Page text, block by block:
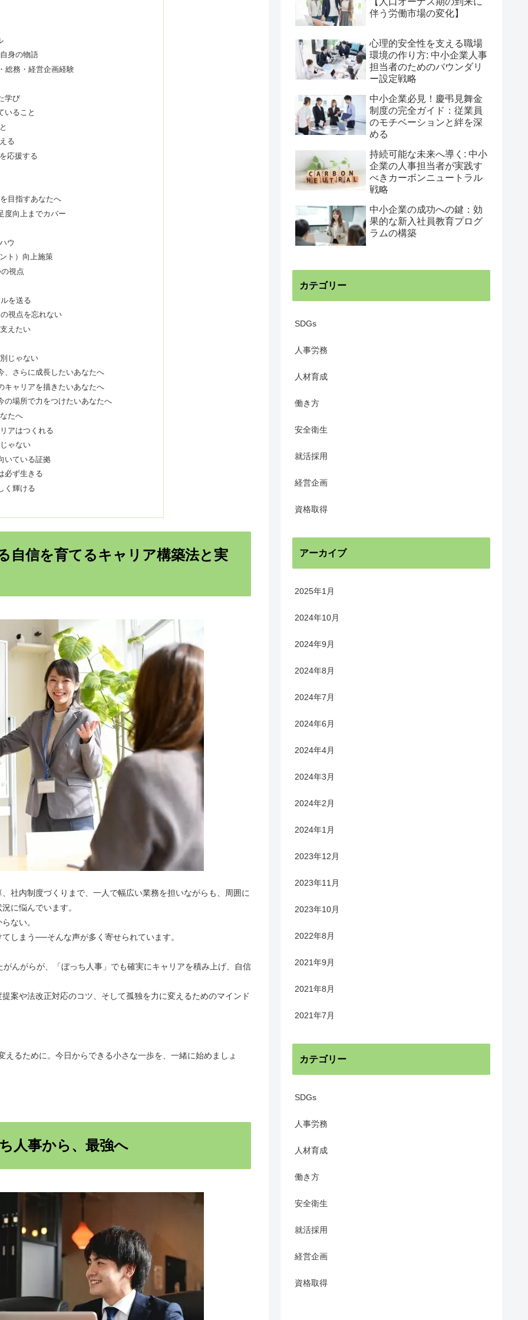
身の物語
総務・経営企画経験
学び
いること
る
応援する
目指すあなたへ
度向上までカバー
ウ
ト）向上施策
視点
を送る
視点を忘れない
えたい
じゃない
、さらに成長したいあなたへ
キャリアを描きたいあなたへ
の場所で力をつけたいあなたへ
たへ
アはつくれる
ゃない
いている証拠
必ず生きる
く輝ける
自信を育てるキャリア構築法と実
社内制度づくりまで、一人で幅広い業務を担いながらも、周囲に
に悩んでいます。
ない。
しまう──そんな声が多く寄せられています。
んがらが、「ぼっち人事」でも確実にキャリアを積み上げ、自信
案や法改正対応のコツ、そして孤独を力に変えるためのマインド
るために。今日からできる小さな一歩を、一緒に始めましょ
人事から、最強へ
伴う労働市場の変化】
心理的安全性を支える職場
環境の作り方: 中小企業人事
担当者のためのバウンダリ
ー設定戦略
中小企業必見！慶弔見舞金
制度の完全ガイド：従業員
のモチベーションと絆を深
める
持続可能な未来へ導く: 中小
企業の人事担当者が実践す
べきカーボンニュートラル
戦略
中小企業の成功への鍵：効
果的な新入社員教育プログ
ラムの構築
カテゴリー
SDGs
人事労務
人材育成
働き方
安全衛生
就活採用
経営企画
資格取得
アーカイブ
2025年1月
2024年10月
2024年9月
2024年8月
2024年7月
2024年6月
2024年4月
2024年3月
2024年2月
2024年1月
2023年12月
2023年11月
2023年10月
2022年8月
2021年9月
2021年8月
2021年7月
カテゴリー
SDGs
人事労務
人材育成
働き方
安全衛生
就活採用
経営企画
資格取得